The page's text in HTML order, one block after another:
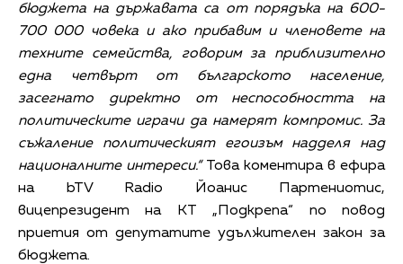
бюджета на държавата са от порядъка на 600-
700 000 човека и ако прибавим и членовете на
техните семейства, говорим за приблизително
една четвърт от българското население,
засегнато директно от неспособността на
политическите играчи да намерят компромис. За
съжаление политическият егоизъм надделя над
националните интереси.“Това коментира в ефира
на bTV Radio Йоанис Партениотис,
вицепрезидент на КТ „Подкрепа“ по повод
приетия от депутатите удължителен закон за
бюджета.